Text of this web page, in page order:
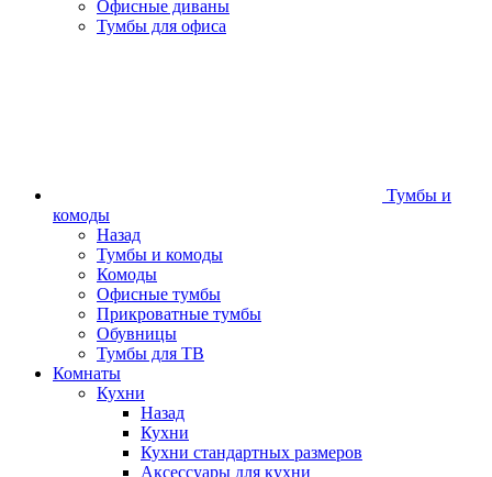
Офисные диваны
Тумбы для офиса
Тумбы и
комоды
Назад
Тумбы и комоды
Комоды
Офисные тумбы
Прикроватные тумбы
Обувницы
Тумбы для ТВ
Комнаты
Кухни
Назад
Кухни
Кухни стандартных размеров
Аксессуары для кухни